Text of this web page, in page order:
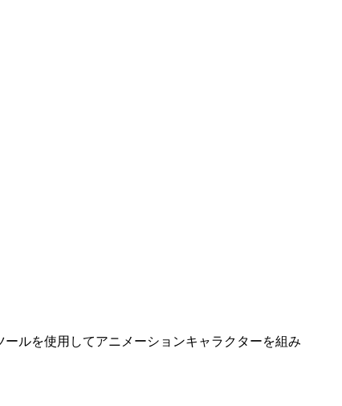
ルを使用してアニメーションキャラクターを組み